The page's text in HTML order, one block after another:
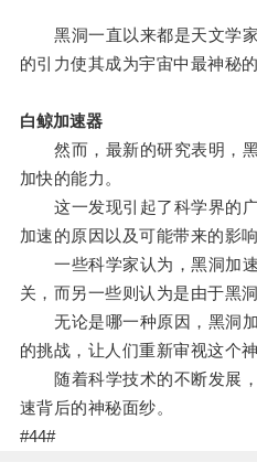
黑洞一直以来都是天文学家
的引力使其成为宇宙中最神秘
白鲸加速器
然而，最新的研究表明，黑
加快的能力。
这一发现引起了科学界的广
加速的原因以及可能带来的影响
一些科学家认为，黑洞加速
关，而另一些则认为是由于黑
无论是哪一种原因，黑洞加
的挑战，让人们重新审视这个
随着科学技术的不断发展，
速背后的神秘面纱。
#44#